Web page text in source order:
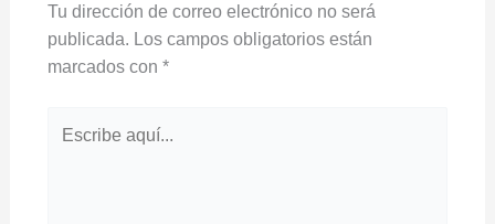
Tu dirección de correo electrónico no será
publicada. Los campos obligatorios están
marcados con *
aquí...